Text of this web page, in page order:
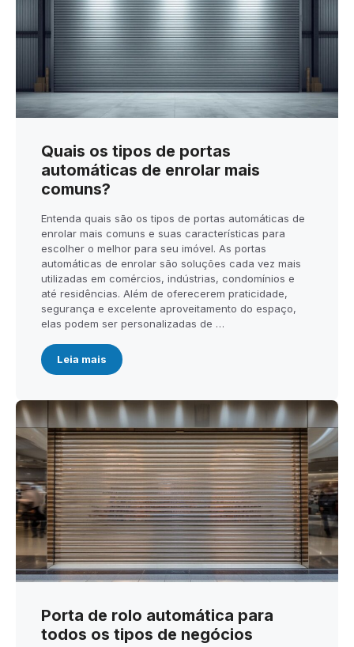
Quais os tipos de portas
automáticas de enrolar mais
comuns?
Entenda quais são os tipos de portas automáticas de
enrolar mais comuns e suas características para
escolher o melhor para seu imóvel. As portas
automáticas de enrolar são soluções cada vez mais
utilizadas em comércios, indústrias, condomínios e
até residências. Além de oferecerem praticidade,
segurança e excelente aproveitamento do espaço,
elas podem ser personalizadas de …
Leia mais
Porta de rolo automática para
todos os tipos de negócios